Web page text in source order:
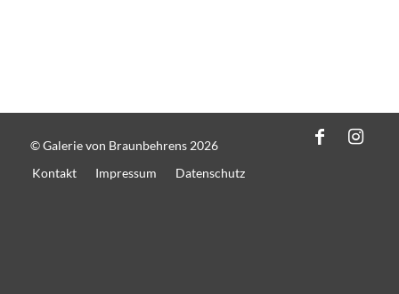
© Galerie von Braunbehrens 2026
Kontakt
Impressum Datenschutz